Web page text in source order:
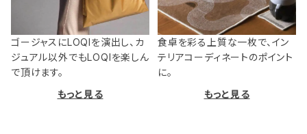
ゴージャスにLOQIを演出し、カ
ジュアル以外でもLOQIを楽しん
で頂けます。
もっと見る
食卓を彩る上質な一枚で、イン
テリアコーディネートのポイント
に。
もっと見る